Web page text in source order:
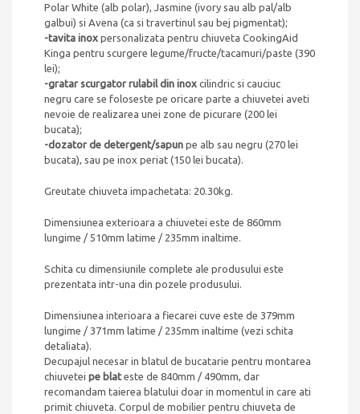
Polar White (alb polar), Jasmine (ivory sau alb pal/alb
galbui) si Avena (ca si travertinul sau bej pigmentat);
-tavita inox personalizata pentru chiuveta CookingAid
Kinga pentru scurgere legume/fructe/tacamuri/paste (390
lei);
-gratar scurgator rulabil din inox cilindric si cauciuc
negru care se foloseste pe oricare parte a chiuvetei aveti
nevoie de realizarea unei zone de picurare (200 lei
bucata);
-dozator de detergent/sapun pe alb sau negru (270 lei
bucata), sau pe inox periat (150 lei bucata).
Greutate chiuveta impachetata: 20.30kg.
Dimensiunea exterioara a chiuvetei este de 860mm
lungime / 510mm latime / 235mm inaltime.
Schita cu dimensiunile complete ale produsului este
prezentata intr-una din pozele produsului.
Dimensiunea interioara a fiecarei cuve este de 379mm
lungime / 371mm latime / 235mm inaltime (vezi schita
detaliata).
Decupajul necesar in blatul de bucatarie pentru montarea
chiuvetei pe blateste de 840mm / 490mm, dar
recomandam taierea blatului doar in momentul in care ati
primit chiuveta. Corpul de mobilier pentru chiuveta de